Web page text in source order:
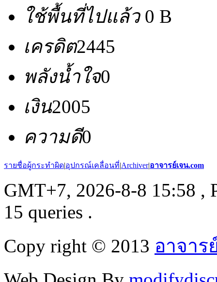
ใช้พื้นที่ไปแล้ว0 B
เครดิต2445
พลังน้ำใจ0
เงิน2005
ความดี0
รายชื่อผู้กระทำผิด|อุปกรณ์เคลื่อนที่|Archiver|อาจารย์เจน.com
GMT+7, 2026-8-8 15:58 ,
15 queries .
Copy right © 2013 อาจาร